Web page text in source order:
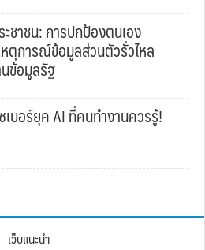
ชาชน: การปกป้องตนเอง
ตุการณ์ข้อมูลส่วนตัวรั่วไหล
ข้อมูลรัฐ
เบอร์ยุค AI ที่คนทำงานควรรู้!
เว็บแนะนำ